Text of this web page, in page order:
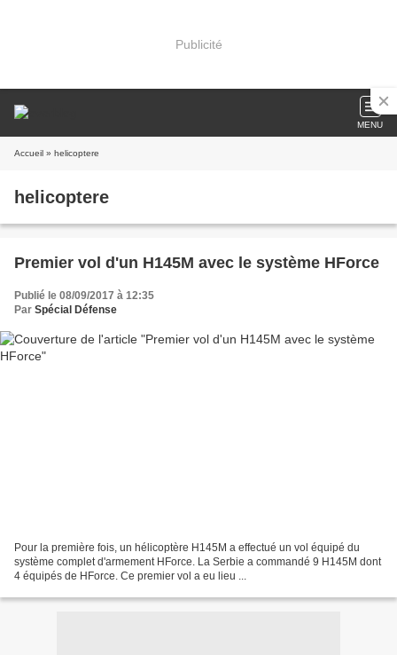
Publicité
MENU
Accueil » helicoptere
helicoptere
Premier vol d'un H145M avec le système HForce
Publié le 08/09/2017 à 12:35
Par Spécial Défense
Pour la première fois, un hélicoptère H145M a effectué un vol équipé du
système complet d'armement HForce. La Serbie a commandé 9 H145M dont
4 équipés de HForce. Ce premier vol a eu lieu ...